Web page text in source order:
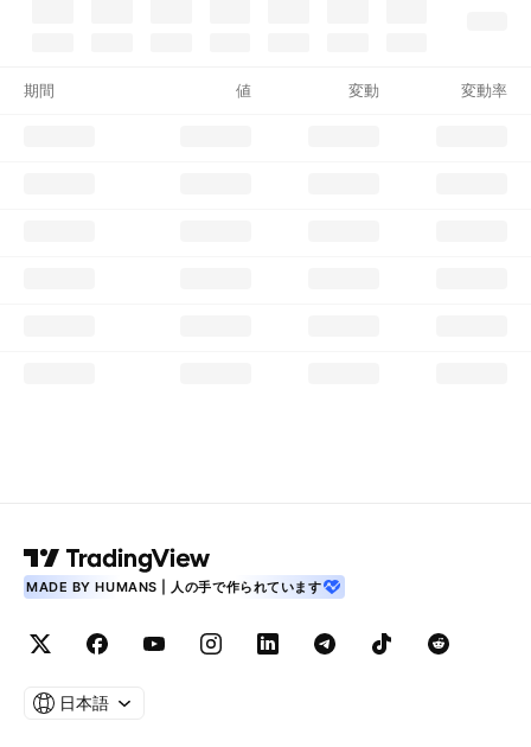
期間 値 変動 変動率
MADE BY HUMANS | 人の手で作られています
日本語